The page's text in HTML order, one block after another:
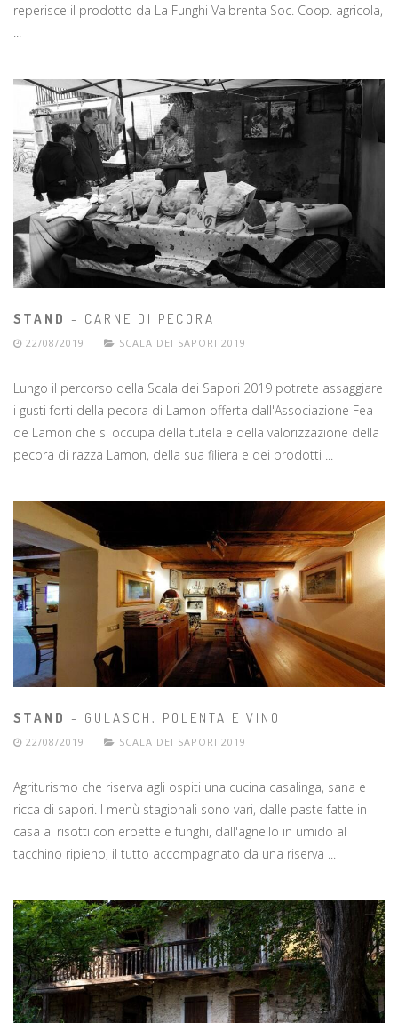
reperisce il prodotto da La Funghi Valbrenta Soc. Coop. agricola,
STAND - CARNE DI PECORA
22/08/2019 SCALA DEI SAPORI 2019
Lungo il percorso della Scala dei Sapori 2019 potrete assaggiare
i gusti forti della pecora di Lamon offerta dall'Associazione Fea
de Lamon che si occupa della tutela e della valorizzazione della
pecora di razza Lamon, della sua filiera e dei prodotti ...
STAND - GULASCH, POLENTA E VINO
22/08/2019 SCALA DEI SAPORI 2019
Agriturismo che riserva agli ospiti una cucina casalinga, sana e
ricca di sapori. I menù stagionali sono vari, dalle paste fatte in
casa ai risotti con erbette e funghi, dall'agnello in umido al
tacchino ripieno, il tutto accompagnato da una riserva ...